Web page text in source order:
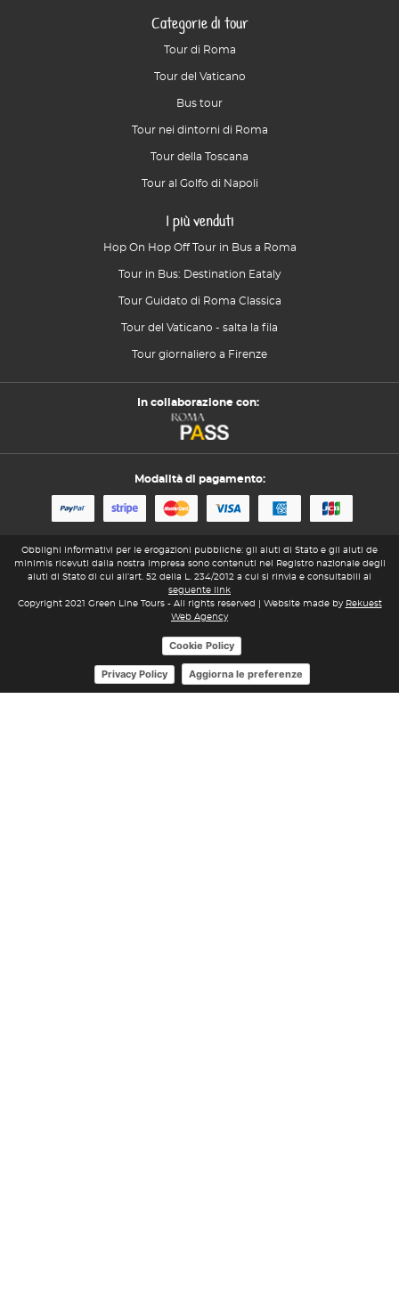
Categorie di tour
Tour di Roma
Tour del Vaticano
Bus tour
Tour nei dintorni di Roma
Tour della Toscana
Tour al Golfo di Napoli
I più venduti
Hop On Hop Off Tour in Bus a Roma
Tour in Bus: Destination Eataly
Tour Guidato di Roma Classica
Tour del Vaticano - salta la fila
Tour giornaliero a Firenze
In collaborazione con:
Modalità di pagamento:
Obblighi informativi per le erogazioni pubbliche: gli aiuti di Stato e gli aiuti de
minimis ricevuti dalla nostra impresa sono contenuti nel Registro nazionale degli
aiuti di Stato di cui all’art. 52 della L. 234/2012 a cui si rinvia e consultabili al
seguente link
Copyright 2021 Green Line Tours - All rights reserved | Website made by Rekuest
Web Agency
Cookie Policy
Privacy Policy Aggiorna le preferenze